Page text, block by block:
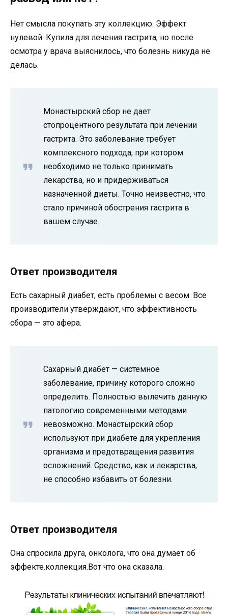
Нет смысла покупать эту коллекцию. Эффект
нулевой. Купила для лечения гастрита, но после
осмотра у врача выяснилось, что болезнь никуда не
делась.
Монастырский сбор не дает
стопроцентного результата при лечении
гастрита. Это заболевание требует
комплексного подхода, при котором
необходимо не только принимать
лекарства, но и придерживаться
назначенной диеты. Точно неизвестно, что
стало причиной обострения гастрита в
вашем случае.
Ответ производителя
Есть сахарный диабет, есть проблемы с весом. Все
производители утверждают, что эффективность
сбора — это афера.
Сахарный диабет — системное
заболевание, причину которого сложно
определить. Полностью вылечить данную
патологию современными методами
невозможно. Монастырский сбор
используют при диабете для укрепления
организма и предотвращения развития
осложнений. Средство, как и лекарства,
не способно избавить от болезни.
Ответ производителя
Она спросила друга, онколога, что она думает об
эффекте.коллекция.Вот что она сказала.